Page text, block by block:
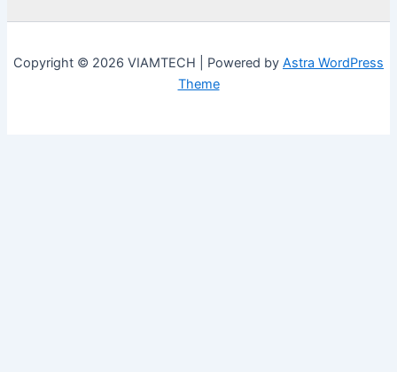
Copyright © 2026 VIAMTECH | Powered by Astra WordPress
Theme